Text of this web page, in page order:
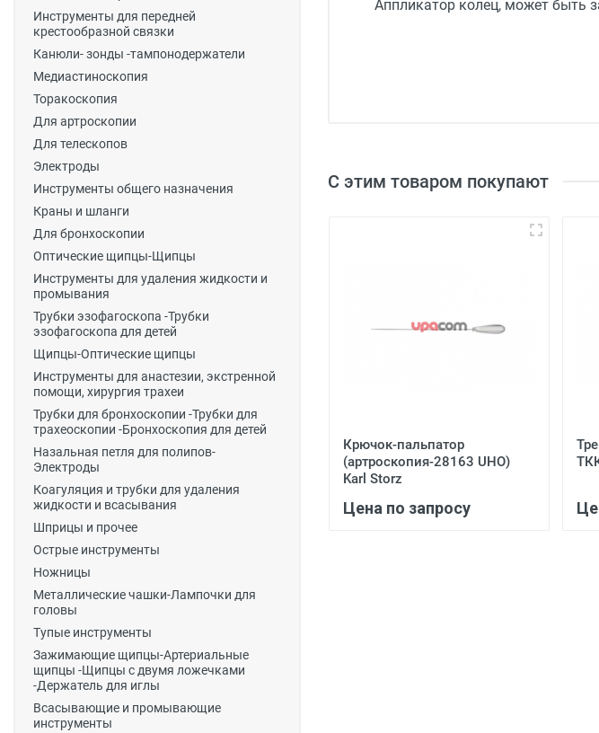
Медицинские мониторы
Ортопедические товары
Косметология
Инструменты для передней
крестообразной связки
Канюли- зонды -тампонодержатели
Медиастиноскопия
Торакоскопия
Для артроскопии
Для телескопов
Электроды
Инструменты общего назначения
Краны и шланги
Для бронхоскопии
Оптические щипцы-Щипцы
Инструменты для удаления жидкости и
промывания
Трубки эзофагоскопа -Трубки
эзофагоскопа для детей
Щипцы-Оптические щипцы
Инструменты для анастезии, экстренной
помощи, хирургия трахеи
Трубки для бронхоскопии -Трубки для
трахеоскопии -Бронхоскопия для детей
Назальная петля для полипов-
Электроды
Коагуляция и трубки для удаления
жидкости и всасывания
Шприцы и прочее
Острые инструменты
Ножницы
Металлические чашки-Лампочки для
головы
Тупые инструменты
Зажимающие щипцы-Артериальные
щипцы -Щипцы с двумя ложечками
-Держатель для иглы
Всасывающие и промывающие
инструменты
Аппликатор колец, может быть
С этим товаром покупают
Крючок-пальпатор
(артроскопия-28163 UHO)
Karl Storz
Цена по запросу